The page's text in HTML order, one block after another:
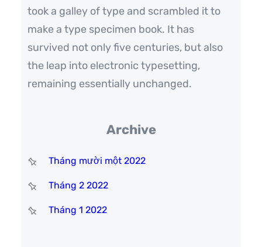
took a galley of type and scrambled it to
make a type specimen book. It has
survived not only five centuries, but also
the leap into electronic typesetting,
remaining essentially unchanged.
Archive
Tháng mười một 2022
Tháng 2 2022
Tháng 1 2022